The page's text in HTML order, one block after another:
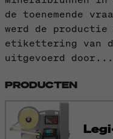
de toenemende
werd de
etikettering van
uitgevoerd door...
PRODUCTEN